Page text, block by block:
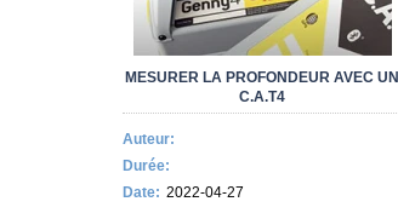
MESURER LA PROFONDEUR AVEC UN
C.A.T4
Auteur:
Durée:
Date: 2022-04-27